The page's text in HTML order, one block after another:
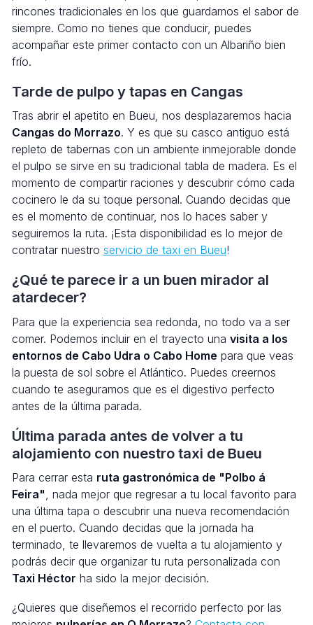
rincones tradicionales en los que guardamos el sabor de
siempre. Como no tienes que conducir, puedes
acompañar este primer contacto con un Albariño bien
frío.
Tarde de pulpo y tapas en Cangas
Tras abrir el apetito en Bueu, nos desplazaremos hacia
Cangas do Morrazo. Y es que su casco antiguo está
repleto de tabernas con un ambiente inmejorable donde
el pulpo se sirve en su tradicional tabla de madera. Es el
momento de compartir raciones y descubrir cómo cada
cocinero le da su toque personal. Cuando decidas que
es el momento de continuar, nos lo haces saber y
seguiremos la ruta. ¡Esta disponibilidad es lo mejor de
contratar nuestro servicio de taxi en Bueu!
¿Qué te parece ir a un buen mirador al
atardecer?
Para que la experiencia sea redonda, no todo va a ser
comer. Podemos incluir en el trayecto una visita a los
entornos de Cabo Udra o Cabo Home para que veas
la puesta de sol sobre el Atlántico. Puedes creernos
cuando te aseguramos que es el digestivo perfecto
antes de la última parada.
Última parada antes de volver a tu
alojamiento con nuestro taxi de Bueu
Para cerrar esta ruta gastronómica de "Polbo á
Feira" , nada mejor que regresar a tu local favorito para
una última tapa o descubrir una nueva recomendación
en el puerto. Cuando decidas que la jornada ha
terminado, te llevaremos de vuelta a tu alojamiento y
podrás decir que organizar tu ruta personalizada con
Taxi Héctor ha sido la mejor decisión.
¿Quieres que diseñemos el recorrido perfecto por las